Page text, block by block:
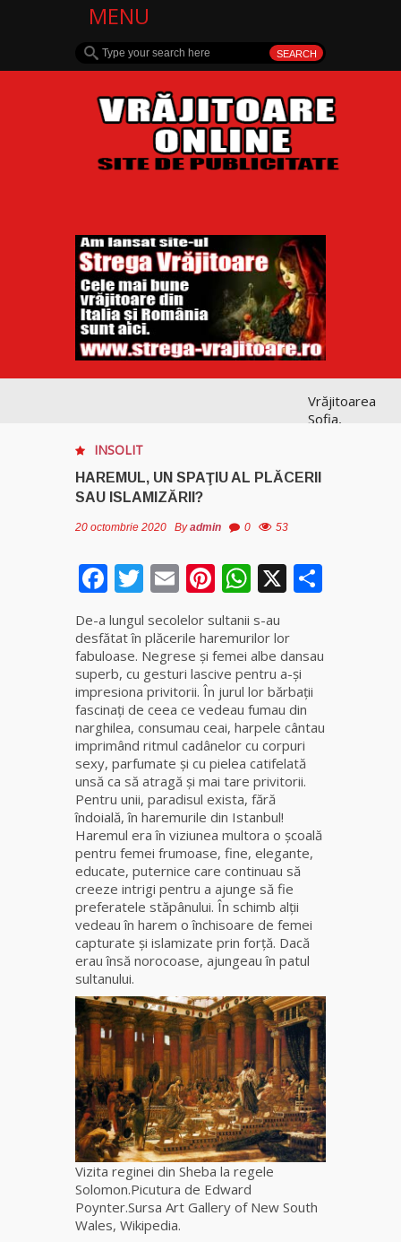
MENU
Vrăjitoarea
Sofia,
în lume
Vrăjitoarea
puternice
Celebra
Mamei
Omida
vindecătoare
de farmece și
blesteme
Tămăduitoarea
Somerda
Cea mai
puternică
vrăjitoare
de magie
albă și
Vanessa
INSOLIT
HAREMUL, UN SPAŢIU AL PLĂCERII
SAU ISLAMIZĂRII?
20 octombrie 2020 Byadmin 0 53
Facebook
Twitter
EmailPinterest
WhatsApp
X
De-a lungul secolelor sultanii s-au
desfătat în plăcerile haremurilor lor
fabuloase. Negrese și femei albe dansau
superb, cu gesturi lascive pentru a-şi
impresiona privitorii. În jurul lor bărbaţii
fascinaţi de ceea ce vedeau fumau din
narghilea, consumau ceai, harpele cântau
imprimând ritmul cadânelor cu corpuri
sexy, parfumate și cu pielea catifelată
unsă ca să atragă şi mai tare privitorii.
Pentru unii, paradisul exista, fără
îndoială, în haremurile din Istanbul!
Haremul era în viziunea multora o școală
pentru femei frumoase, fine, elegante,
educate, puternice care continuau să
creeze intrigi pentru a ajunge să fie
preferatele stăpânului. În schimb alţii
vedeau în harem o închisoare de femei
capturate şi islamizate prin forță. Dacă
erau însă norocoase, ajungeau în patul
sultanului.
Vizita reginei din Sheba la regele
Solomon.Picutura de Edward
Poynter.Sursa Art Gallery of New South
Wales, Wikipedia.